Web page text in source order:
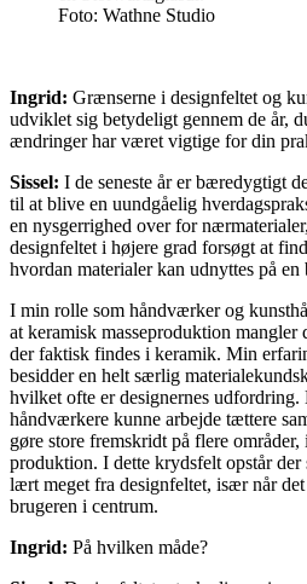
Foto: Wathne Studio
Ingrid: Grænserne i designfeltet og
udviklet sig betydeligt gennem de år,
ændringer har været vigtige for din
Sissel: I de seneste år er bæredygtigt
til at blive en uundgåelig
en nysgerrighed over for
designfeltet i højere grad forsøgt at
hvordan materialer kan udnyttes på en
I min rolle som håndværker og
at keramisk masseproduktion
der faktisk findes i keramik. Min
besidder en helt særlig
hvilket ofte er designernes udfordring.
håndværkere kunne arbejde tættere
gøre store fremskridt på flere
produktion. I dette krydsfelt opstår der
lært meget fra designfeltet, især når
brugeren i centrum.
Ingrid: På hvilken måde?